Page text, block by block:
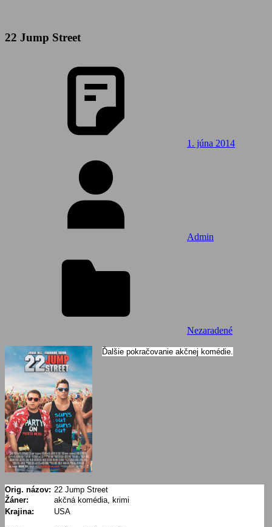
22 Jump Street
1. júna 2014
Admin
Nezaradené
Ďalšie pokračovanie akčnej komédie.
Orig. názov: 22 Jump Street
Žáner:
akčná komédia, krimi
Krajina:
USA